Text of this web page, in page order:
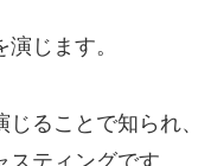
じます。
ることで知られ、
ティングです。